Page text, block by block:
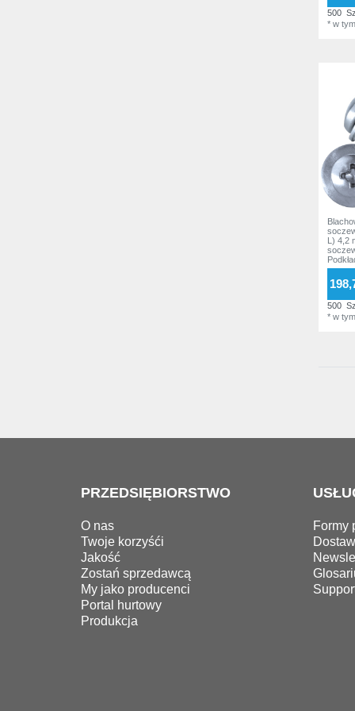
500
*w
L) 4,2
500
*w
PRZEDSIĘBIORSTWO
O nas
Twoje korzyśći
Jakość
Zostań sprzedawcą
My jako producenci
Portal hurtowy
Produkcja
Formy